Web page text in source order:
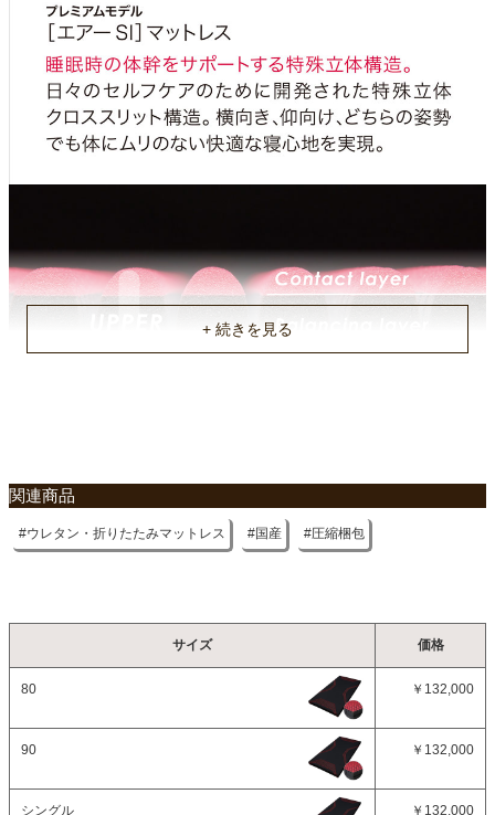
のみの保証）
原産国
国産
関連商品
ウレタン・折りたたみマットレス 国産 圧縮梱包
サイズ 価格
80 ￥132,000
90 ￥132,000
シングル ￥132,000